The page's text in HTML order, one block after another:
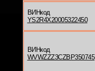
ВИНкод
YS2R4X20005322450
ВИНкод
WVWZZZ3CZBP350745